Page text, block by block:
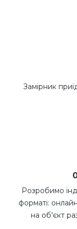
Замірник
Розробимо
форматі:
на об'єкт